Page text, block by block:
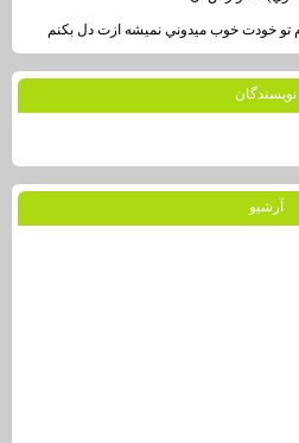
خودت خوب ميدوني نميشه ازت دل بكنم
آرشيو